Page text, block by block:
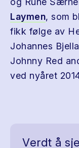
Laymen, som
fikk følge av
Johannes
Johnny Red
ved nyåret
Verdt å